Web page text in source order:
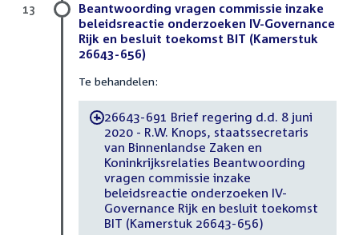
Beantwoording vragen commissie inzake
beleidsreactie onderzoeken IV-Governance
Rijk en besluit toekomst BIT (Kamerstuk
26643-656)
Te behandelen:
-26643-691 Brief regering d.d. 8 juni
2020 - R.W. Knops, staatssecretaris
van Binnenlandse Zaken en
Koninkrijksrelaties Beantwoording
vragen commissie inzake
beleidsreactie onderzoeken IV-
Governance Rijk en besluit toekomst
BIT (Kamerstuk 26643-656)
13